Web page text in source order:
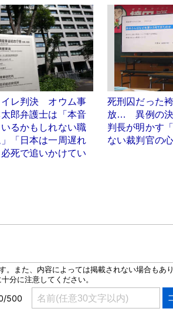
イレ判決 オウム事
郎弁護士は「本音
るかもしれない職
「日本は一周遅れ
死で追いかけてい
死刑囚だった
放… 異例の決
判長が明かす
ない裁判官の心